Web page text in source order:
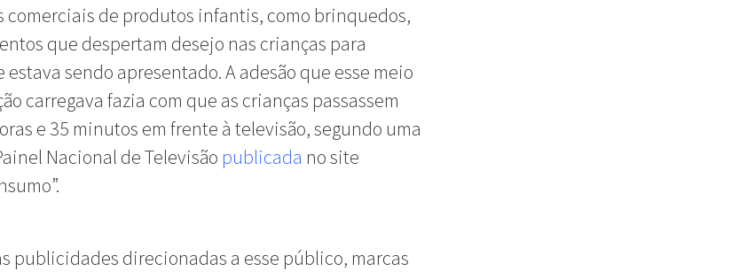
comerciais de produtos infantis, como brinquedos,
que despertam desejo nas crianças para
sendo apresentado. A adesão que esse meio
carregava fazia com que as crianças passassem
e 35 minutos em frente à televisão, segundo uma
Nacional de Televisão publicada no site
publicidades direcionadas a esse público, marcas